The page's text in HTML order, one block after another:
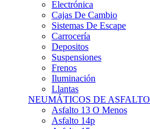
Electrónica
Cajas De Cambio
Sistemas De Escape
Carrocería
Depositos
Suspensiones
Frenos
Iluminación
Llantas
NEUMÁTICOS DE ASFALTO
Asfalto 13 O Menos
Asfalto 14p